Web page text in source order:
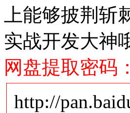
上能够披荆
实战开发大神
网盘提取密码
http://